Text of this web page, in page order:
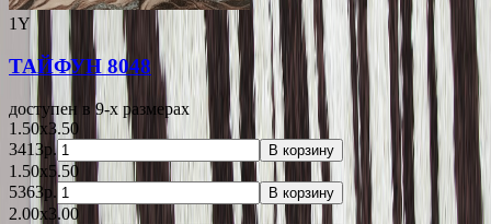
1Y
ТАЙФУН 8048
доступен в 9-x размерах
1.50x3.50
3413р.
В корзину
1.50x5.50
5363р.
В корзину
2.00x3.00